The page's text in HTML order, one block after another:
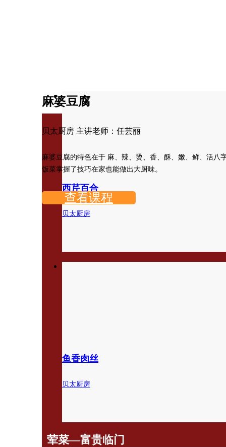
麻婆豆腐
贝太厨房 主讲老师：任芸丽
麻婆豆腐的特色在于 麻、辣、烫、香、酥、嫩、鲜、活八
饭菜掌握了技巧在家也能做出大厨味。
查看课程
西芹百合
贝太厨房
鱼香肉丝
贝太厨房
荤菜—富贵临门